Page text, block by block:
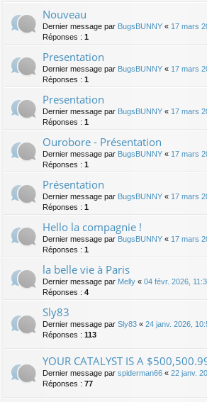
Nouveau
Dernier message par BugsBUNNY « 17 mars
Réponses : 1
Presentation
Dernier message par BugsBUNNY « 17 mars
Réponses : 1
Presentation
Dernier message par BugsBUNNY « 17 mars
Réponses : 1
Ourobore - Présentation
Dernier message par BugsBUNNY « 17 mars
Réponses : 1
Présentation
Dernier message par BugsBUNNY « 17 mars
Réponses : 1
Hello la compagnie !
Dernier message par BugsBUNNY « 17 mars
Réponses : 1
la belle vie à Paris
Dernier message par Melly « 04 févr. 2026,
Réponses : 4
Sly83
Dernier message par Sly83 « 24 janv. 2026,
Réponses : 113
YOUR CATALYST IS A
Dernier message par spiderman66 « 22 janv.
Réponses : 77